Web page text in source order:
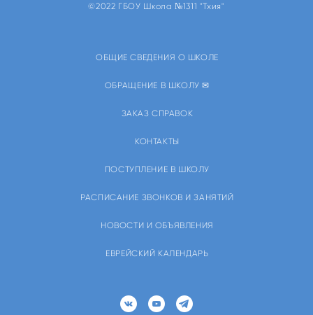
©2022 ГБОУ Школа №1311 "Тхия"
ОБЩИЕ СВЕДЕНИЯ О ШКОЛЕ
ОБРАЩЕНИЕ В ШКОЛУ ✉
ЗАКАЗ СПРАВОК
КОНТАКТЫ
ПОСТУПЛЕНИЕ В ШКОЛУ
РАСПИСАНИЕ ЗВОНКОВ И ЗАНЯТИЙ
НОВОСТИ И ОБЪЯВЛЕНИЯ
ЕВРЕЙСКИЙ КАЛЕНДАРЬ